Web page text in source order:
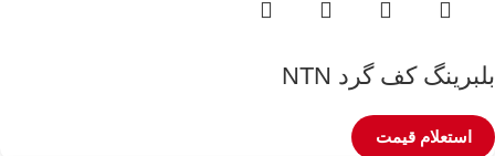
بلبرینگ کف گرد NTN
استعلام قیمت